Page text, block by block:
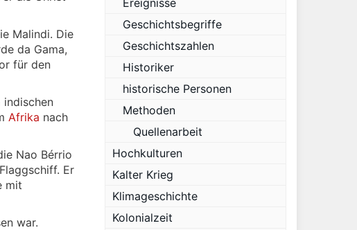
Malindi. Die
da Gama,
für den
indischen
Afrika nach
Nao Bérrio
Er
mit
war.
Ereignisse
Geschichtsbegriffe
Geschichtszahlen
Historiker
historische Personen
Methoden
Quellenarbeit
Hochkulturen
Kalter Krieg
Klimageschichte
Kolonialzeit